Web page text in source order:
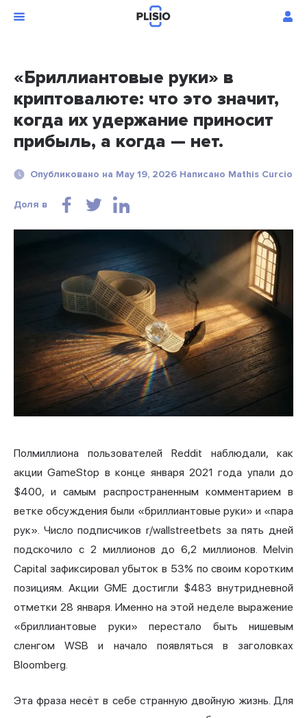
«Бриллиантовые руки» в
криптовалюте: что это значит,
когда их удержание приносит
прибыль, а когда — нет.
Опубликовано на May 19, 2026 Написано Mathis Curcio
Доля в
Полмиллиона пользователей Reddit наблюдали, как
акции GameStop в конце января 2021 года упали до
$400, и самым распространенным комментарием в
ветке обсуждения были «бриллиантовые руки» и «пара
рук». Число подписчиков r/wallstreetbets за пять дней
подскочило с 2 миллионов до 6,2 миллионов. Melvin
Capital зафиксировал убыток в 53% по своим коротким
позициям. Акции GME достигли $483 внутридневной
отметки 28 января. Именно на этой неделе выражение
«бриллиантовые руки» перестало быть нишевым
сленгом WSB и начало появляться в заголовках
Bloomberg.
Эта фраза несёт в себе странную двойную жизнь. Для